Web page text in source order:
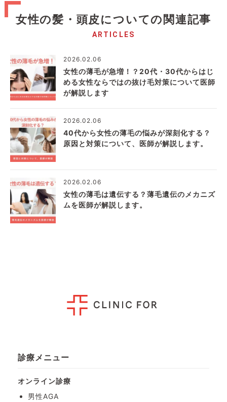
女性の髪・頭皮についての関連記事
ARTICLES
2026.02.06
女性の薄毛が急増！？20代・30代からはじ
める女性ならではの抜け毛対策について医師
が解説します
2026.02.06
40代から女性の薄毛の悩みが深刻化する？
原因と対策について、医師が解説します。
2026.02.06
女性の薄毛は遺伝する？薄毛遺伝のメカニズ
ムを医師が解説します。
診療メニュー
オンライン診療
男性AGA